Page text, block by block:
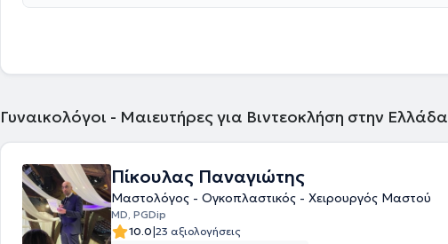
"Βενιζέλειο" και στο ΓΝΑ "Αλεξάνδρα", όπου απέκτησε αξιόλογη κλινική εμπειρία.
Γυναικολόγοι - Μαιευτήρες για Βιντεοκλήση στην Ελλάδα
Πίκουλας Παναγιώτης
Μαστολόγος - Ογκοπλαστικός - Χειρουργός Μαστού
MD, PGDip
10.0|23 αξιολογήσεις